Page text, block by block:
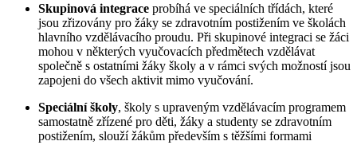
Skupinová integrace probíhá ve speciálních třídách, které
jsou zřizovány pro žáky se zdravotním postižením ve školách
hlavního vzdělávacího proudu. Při skupinové integraci se žáci
mohou v některých vyučovacích předmětech vzdělávat
společně s ostatními žáky školy a v rámci svých možností jsou
zapojeni do všech aktivit mimo vyučování.
Speciální školy, školy s upraveným vzdělávacím programem
samostatně zřízené pro děti, žáky a studenty se zdravotním
postižením, slouží žákům především s těžšími formami